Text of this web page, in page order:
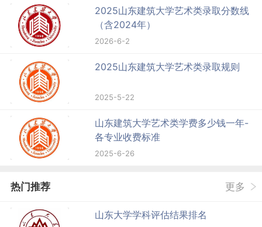
2025山东建筑大学艺术类录取分数线
（含2024年）
2026-6-2
2025山东建筑大学艺术类录取规则
2025-5-22
山东建筑大学艺术类学费多少钱一年-
各专业收费标准
2025-6-26
热门推荐 更多
山东大学学科评估结果排名